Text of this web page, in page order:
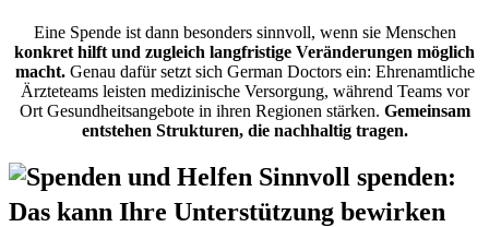
Eine Spende ist dann besonders sinnvoll, wenn sie Menschen
konkret hilft und zugleich langfristige Veränderungen möglich
macht.Genau dafür setzt sich German Doctors ein: Ehrenamtliche
Ärzteteams leisten medizinische Versorgung, während Teams vor
Ort Gesundheitsangebote in ihren Regionen stärken. Gemeinsam
entstehen Strukturen, die nachhaltig tragen.
Sinnvoll spenden:
Das kann Ihre Unterstützung bewirken